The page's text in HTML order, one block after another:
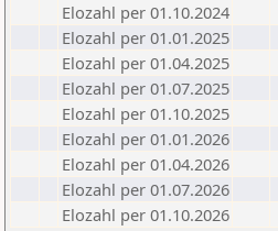
Elozahl per 01.10.2024
Elozahl per 01.01.2025
Elozahl per 01.04.2025
Elozahl per 01.07.2025
Elozahl per 01.10.2025
Elozahl per 01.01.2026
Elozahl per 01.04.2026
Elozahl per 01.07.2026
Elozahl per 01.10.2026